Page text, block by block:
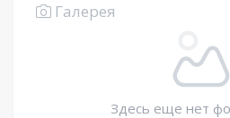
Галерея
Здесь еще нет